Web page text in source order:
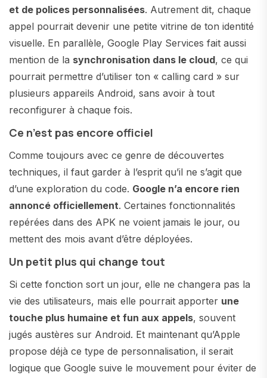
et de polices personnalisées. Autrement dit, chaque
appel pourrait devenir une petite vitrine de ton identité
visuelle. En parallèle, Google Play Services fait aussi
mention de la synchronisation dans le cloud, ce qui
pourrait permettre d’utiliser ton « calling card » sur
plusieurs appareils Android, sans avoir à tout
reconfigurer à chaque fois.
Ce n’est pas encore officiel
Comme toujours avec ce genre de découvertes
techniques, il faut garder à l’esprit qu’il ne s’agit que
d’une exploration du code. Google n’a encore rien
annoncé officiellement. Certaines fonctionnalités
repérées dans des APK ne voient jamais le jour, ou
mettent des mois avant d’être déployées.
Un petit plus qui change tout
Si cette fonction sort un jour, elle ne changera pas la
vie des utilisateurs, mais elle pourrait apporter une
touche plus humaine et fun aux appels, souvent
jugés austères sur Android. Et maintenant qu’Apple
propose déjà ce type de personnalisation, il serait
logique que Google suive le mouvement pour éviter de